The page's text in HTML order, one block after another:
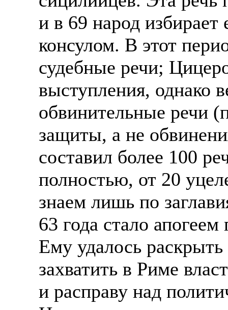
и в 69 народ
консулом. В этот
судебные речи;
выступления, однако
обвинительные речи
защиты, а не
составил более 100
полностью, от 20
знаем лишь по
63 года стало
Ему удалось
захватить в Риме
и расправу над